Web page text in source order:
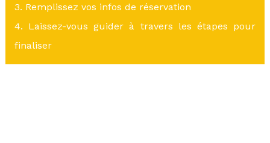
3. Remplissez vos infos de réservation
4. Laissez-vous guider à travers les étapes pour
finaliser